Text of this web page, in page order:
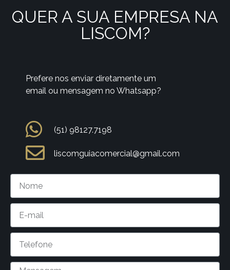
QUER A SUA EMPRESA NA
LISCOM?
Prefere nos enviar diretamente um
email ou mensagem no Whatsapp?
(51) 98127.7198
liscomguiacomercial@gmail.com